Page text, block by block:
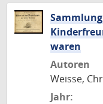
waren
Autoren
Weisse,
Jahr: